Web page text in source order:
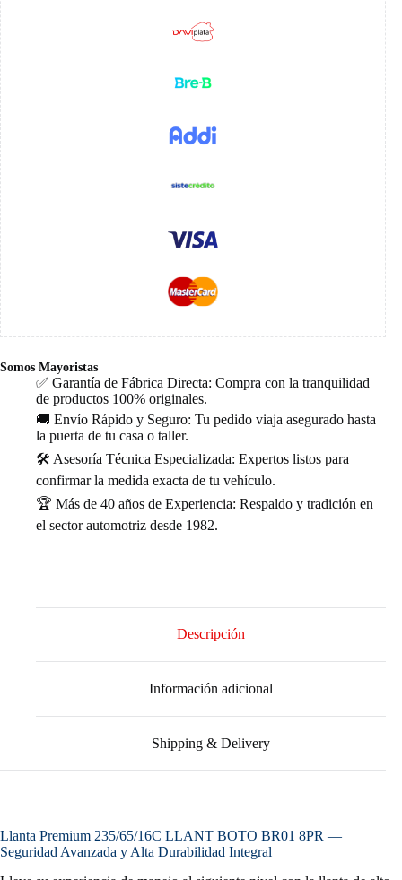
Somos Mayoristas
✅ Garantía de Fábrica Directa: Compra con la tranquilidad
de productos 100% originales.
🚚 Envío Rápido y Seguro: Tu pedido viaja asegurado hasta
la puerta de tu casa o taller.
🛠️ Asesoría Técnica Especializada: Expertos listos para
confirmar la medida exacta de tu vehículo.
🏆 Más de 40 años de Experiencia: Respaldo y tradición en
el sector automotriz desde 1982.
Descripción
Información adicional
Shipping & Delivery
Llanta Premium 235/65/16C LLANT BOTO BR01 8PR —
Seguridad Avanzada y Alta Durabilidad Integral